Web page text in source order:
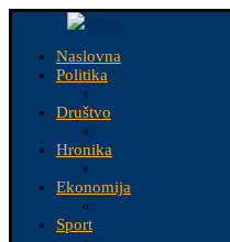
Naslovna
Politika
Društvo
Hronika
Ekonomija
Sport